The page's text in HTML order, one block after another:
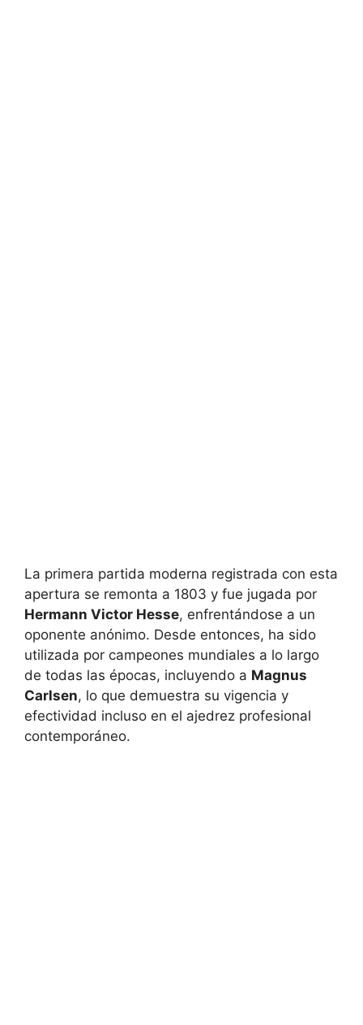
La primera partida moderna registrada con esta
apertura se remonta a 1803 y fue jugada por
Hermann Victor Hesse, enfrentándose a un
oponente anónimo. Desde entonces, ha sido
utilizada por campeones mundiales a lo largo
de todas las épocas, incluyendo a Magnus
Carlsen, lo que demuestra su vigencia y
efectividad incluso en el ajedrez profesional
contemporáneo.